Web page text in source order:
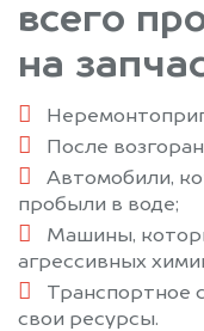
всего
на
После
Автомобили,
пробыли в воде;
Машины,
агрессивных
Транспортное
свои ресурсы.